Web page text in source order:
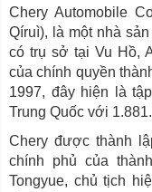
Chery Automobile
Qíruì), là một nhà
có trụ sở tại Vu Hồ,
của chính quyền
1997, đây hiện là
Trung Quốc với
Chery được thành
chính phủ của
Tongyue, chủ tịch